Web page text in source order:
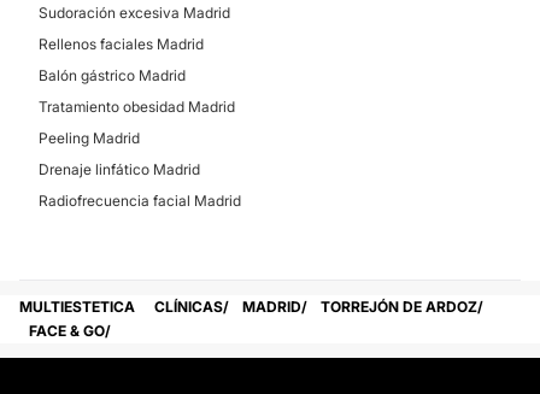
Sudoración excesiva Madrid
Rellenos faciales Madrid
Balón gástrico Madrid
Tratamiento obesidad Madrid
Peeling Madrid
Drenaje linfático Madrid
Radiofrecuencia facial Madrid
MULTIESTETICA CLÍNICAS MADRID
TORREJÓN DE ARDOZ
FACE & GO